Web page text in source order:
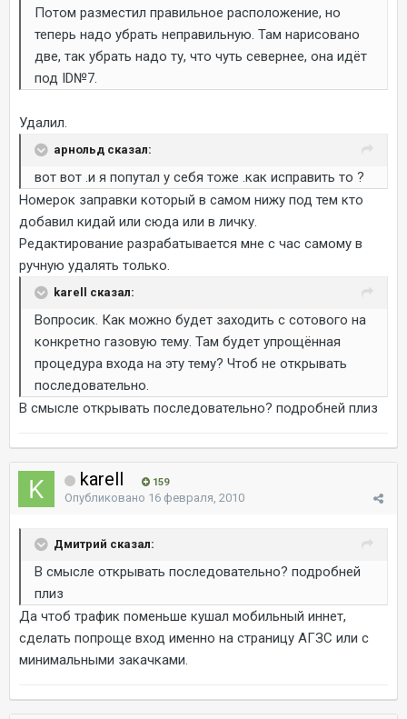
Потом разместил правильное расположение, но
теперь надо убрать неправильную. Там нарисовано
две, так убрать надо ту, что чуть севернее, она идёт
под ID№7.
Удалил.
арнольд сказал:
вот вот .и я попутал у себя тоже .как исправить то ?
Номерок заправки который в самом нижу под тем кто
добавил кидай или сюда или в личку.
Редактирование разрабатывается мне с час самому в
ручную удалять только.
karell сказал:
Вопросик. Как можно будет заходить с сотового на
конкретно газовую тему. Там будет упрощённая
процедура входа на эту тему? Чтоб не открывать
последовательно.
В смысле открывать последовательно? подробней плиз
karell 159
Опубликовано 16 февраля, 2010
Дмитрий сказал:
В смысле открывать последовательно? подробней
плиз
Да чтоб трафик поменьше кушал мобильный иннет,
сделать попроще вход именно на страницу АГЗС или с
минимальными закачками.